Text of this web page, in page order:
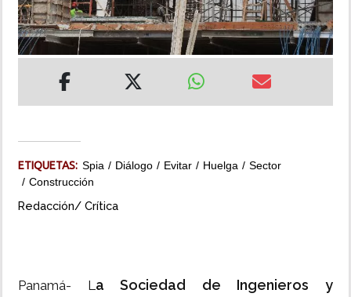
IMPRESO
ETIQUETAS: Spia Diálogo Evitar Huelga
Sector
Construcción
Redacción/ Crítica
Panamá- La Sociedad de Ingenieros y